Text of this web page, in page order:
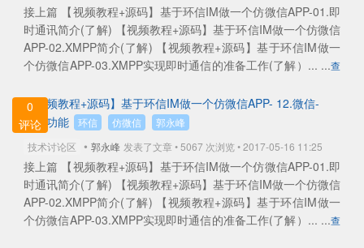
接上篇 【视频教程+源码】基于环信IM做一个仿微信APP-01.即
时通讯简介(了解) 【视频教程+源码】基于环信IM做一个仿微信
APP-02.XMPP简介(了解) 【视频教程+源码】基于环信IM做一
个仿微信APP-03.XMPP实现即时通信的准备工作(了解）... ...查
0
评论
【视频教程+源码】基于环信IM做一个仿微信APP- 12.微信-
登录功能
环信 仿微信
郭永峰
技术讨论区
• 郭永峰 发表了文章 • 5067 次浏览 • 2017-05-16 11:25
接上篇 【视频教程+源码】基于环信IM做一个仿微信APP-01.即
时通讯简介(了解) 【视频教程+源码】基于环信IM做一个仿微信
APP-02.XMPP简介(了解) 【视频教程+源码】基于环信IM做一
个仿微信APP-03.XMPP实现即时通信的准备工作(了解）... ...查